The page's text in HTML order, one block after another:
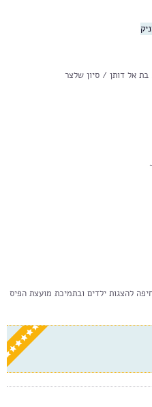
אל דותן / סיון שלצר
להצגות ילדים ובתמיכת מועצת הפיס